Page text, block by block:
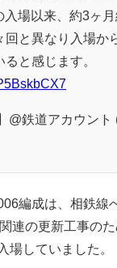
入場以来、約3ヶ
回と異なり入場か
と感じます。
@鉄道アカウント
編成は、相鉄線
連の更新工事の
場していました。